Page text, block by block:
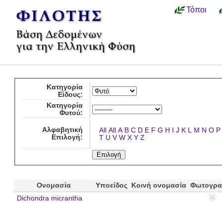
Τόποι
Κατηγορία
Είδους:
Κατηγορία
Φυτού:
Αλφαβητική
Επιλογή:
All All A B C D E F G H I J K L M N O P
T U V W X Y Z
Ονομασία Υποείδος Κοινή ονομασία
Dichondra micrantha